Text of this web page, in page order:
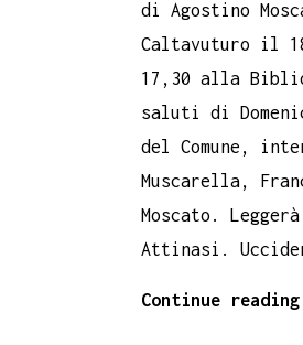
di Agostino
Caltavuturo il
17,30 alla
saluti di
del Comune,
Muscarella,
Moscato.
Attinasi.
Continue reading